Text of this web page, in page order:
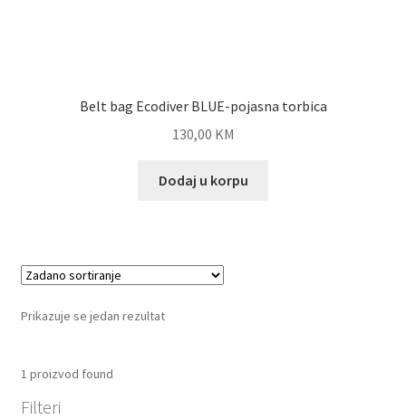
Belt bag Ecodiver BLUE-pojasna torbica
130,00 KM
Dodaj u korpu
Prikazuje se jedan rezultat
1 proizvod found
Filteri